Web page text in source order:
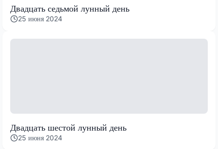
Двадцать седьмой лунный день
25 июня 2024
Двадцать шестой лунный день
25 июня 2024